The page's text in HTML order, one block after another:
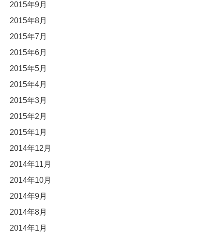
2015年9月
2015年8月
2015年7月
2015年6月
2015年5月
2015年4月
2015年3月
2015年2月
2015年1月
2014年12月
2014年11月
2014年10月
2014年9月
2014年8月
2014年1月